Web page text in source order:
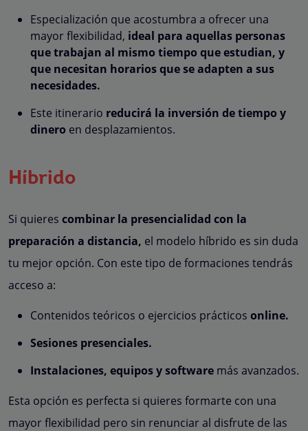
Especialización que acostumbra a ofrecer una
mayor flexibilidad, ideal para aquellas personas
que trabajan al mismo tiempo que estudian, y
que necesitan horarios que se adapten a sus
necesidades.
Este itinerario reducirá la inversión de tiempo y
dinero en desplazamientos.
Híbrido
Si quieres combinar la presencialidad con la
preparación a distancia, el modelo híbrido es sin duda
tu mejor opción. Con este tipo de formaciones tendrás
acceso a:
Contenidos teóricos o ejercicios prácticos online.
Sesiones presenciales.
Instalaciones, equipos y software más avanzados.
Esta opción es perfecta si quieres formarte con una
mayor flexibilidad pero sin renunciar al disfrute de las